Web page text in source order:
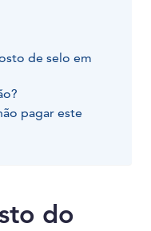
de selo em
pagar este
do